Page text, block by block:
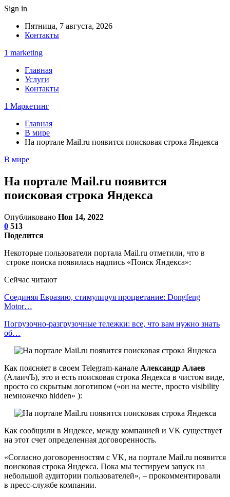
Sign in
Пятница, 7 августа, 2026
Контакты
1 marketing
Главная
Услуги
Контакты
1 Маркетинг
Главная
В мире
На портале Mail.ru появится поисковая строка Яндекса
В мире
На портале Mail.ru появится
поисковая строка Яндекса
Опубликовано Ноя 14, 2022
0 513
Поделится
Некоторые пользователи портала Mail.ru отметили, что в
строке поиска появилась надпись «Поиск Яндекса»:
Сейчас читают
Соединяя Евразию, стимулируя процветание: Dongfeng
Motor…
Погрузочно-разгрузочные тележки: все, что вам нужно знать
об…
Как поясняет в своем Telegram-канале Александр Алаев
(АлаичЪ), это и есть поисковая строка Яндекса в чистом виде,
просто со скрытым логотипом («он на месте, просто visibility
немножечко hidden» ):
Как сообщили в Яндексе, между компанией и VK существует
на этот счет определенная договоренность.
«Согласно договоренностям с VK, на портале Mail.ru появится
поисковая строка Яндекса. Пока мы тестируем запуск на
небольшой аудитории пользователей», – прокомментировали
в пресс-службе компании.